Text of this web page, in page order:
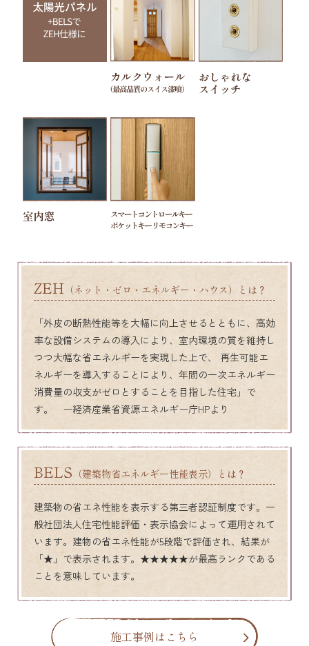
ZEH （ネット・ゼロ・エネルギー・ハウス）とは？
「外皮の断熱性能等を大幅に向上させるとともに、高効
率な設備システムの導入により、室内環境の質を維持し
つつ大幅な省エネルギーを実現した上で、 再生可能エ
ネルギーを導入することにより、年間の一次エネルギー
消費量の収支がゼロとすることを目指した住宅」で
す。 ー経済産業省資源エネルギー庁HPより
BELS （建築物省エネルギー性能表示）とは？
建築物の省エネ性能を表示する第三者認証制度です。一
般社団法人住宅性能評価・表示協会によって運用されて
います。建物の省エネ性能が5段階で評価され、結果が
「★」で表示されます。★★★★★が最高ランクである
ことを意味しています。
施工事例はこちら